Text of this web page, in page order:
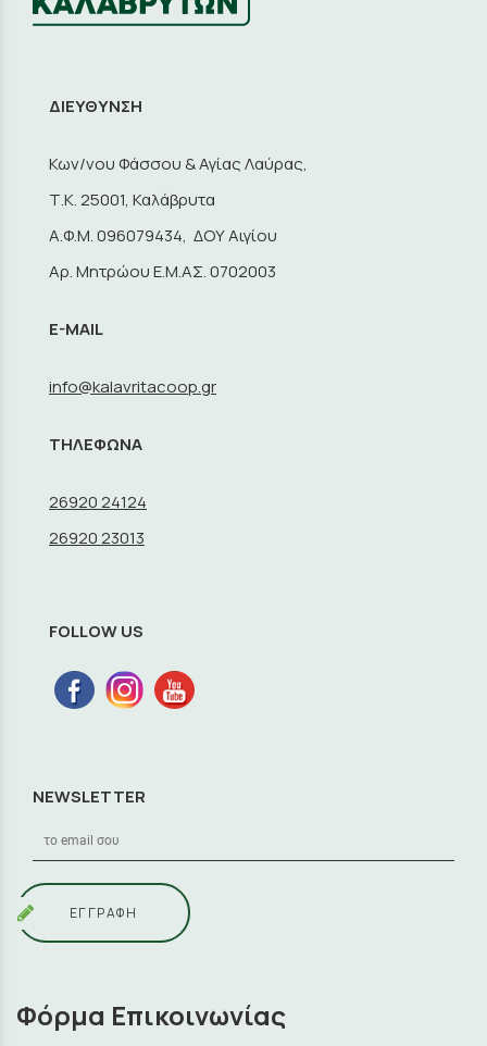
ΔΙΕΥΘΥΝΣΗ
Κων/νου Φάσσου & Αγίας Λαύρας,
Τ.Κ. 25001, Καλάβρυτα
A.Φ.Μ. 096079434, ΔΟΥ Αιγίου
Αρ. Μητρώου Ε.Μ.ΑΣ. 0702003
E-MAIL
info@kalavritacoop.gr
ΤΗΛΕΦΩΝΑ
26920 24124
26920 23013
FOLLOW US
NEWSLETTER
ΕΓΓΡΑΦΗ
Φόρμα Επικοινωνίας